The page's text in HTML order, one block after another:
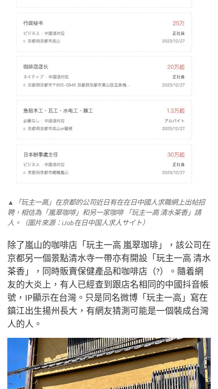
▲「玩主一高」在京都的公司近日有在在日中國人求職網上出帖招
聘，相信為「嵐翠咖啡」和另一家咖啡 「玩主一高 清水茶香」請
人。（圖片來源：iJob在日中国人求人サイト）
除了嵐山的咖啡店「玩主一高 嵐翠珈琲」，該公司在
京都另一個景點清水寺一帶亦有開設「玩主一高 清水
茶香」，同時販賣保健產品和咖啡店（?）。隨着網
友的大炎上，有人已經查到跟店名相同的中國抖音帳
號，IP顯示在台灣。只是同名微博「玩主一高」寫在
鎮江出生揚州長大，有網友猜測可能是一個裝成台灣
人的人。